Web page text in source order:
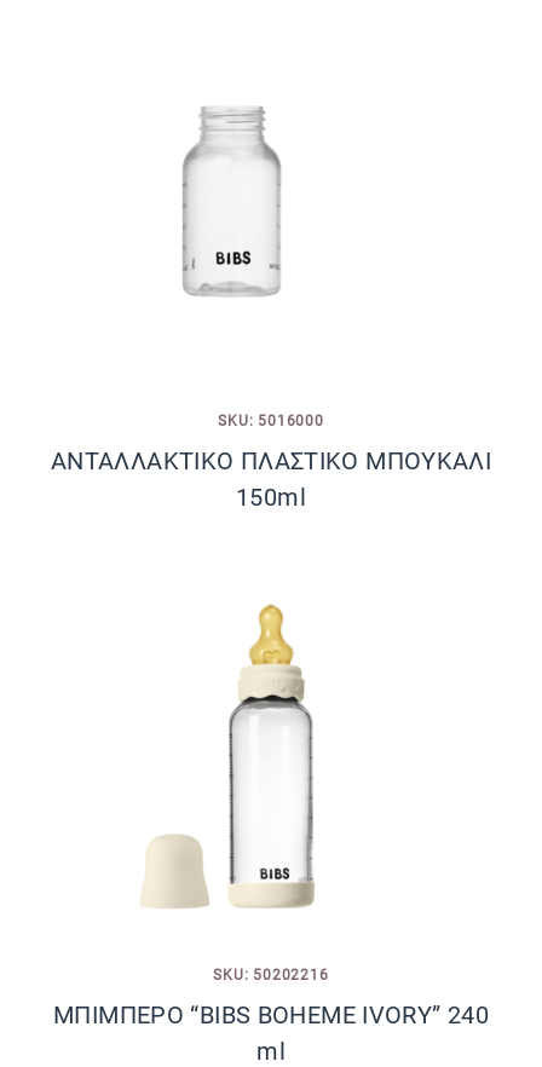
SKU: 5016000
ΑΝΤΑΛΛΑΚΤΙΚΟ ΠΛΑΣΤΙΚΟ ΜΠΟΥΚΑΛΙ
150ml
SKU: 50202216
ΜΠΙΜΠΕΡΟ “BIBS BOHEME IVORY” 240
ml